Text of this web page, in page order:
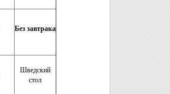
Без завтрака
Шведский
стол